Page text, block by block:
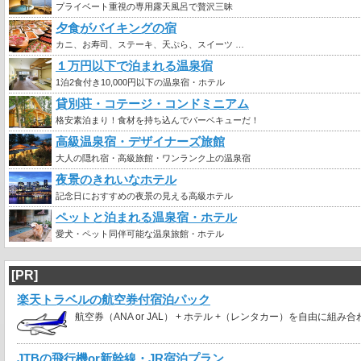
プライベート重視の専用露天風呂で贅沢三昧
夕食がバイキングの宿
カニ、お寿司、ステーキ、天ぷら、スイーツ …
１万円以下で泊まれる温泉宿
1泊2食付き10,000円以下の温泉宿・ホテル
貸別荘・コテージ・コンドミニアム
格安素泊まり！食材を持ち込んでバーベキューだ！
高級温泉宿・デザイナーズ旅館
大人の隠れ宿・高級旅館・ワンランク上の温泉宿
夜景のきれいなホテル
記念日におすすめの夜景の見える高級ホテル
ペットと泊まれる温泉宿・ホテル
愛犬・ペット同伴可能な温泉旅館・ホテル
[PR]
楽天トラベルの航空券付宿泊パック
航空券（ANA or JAL） + ホテル +（レンタカー）を自由に組み合